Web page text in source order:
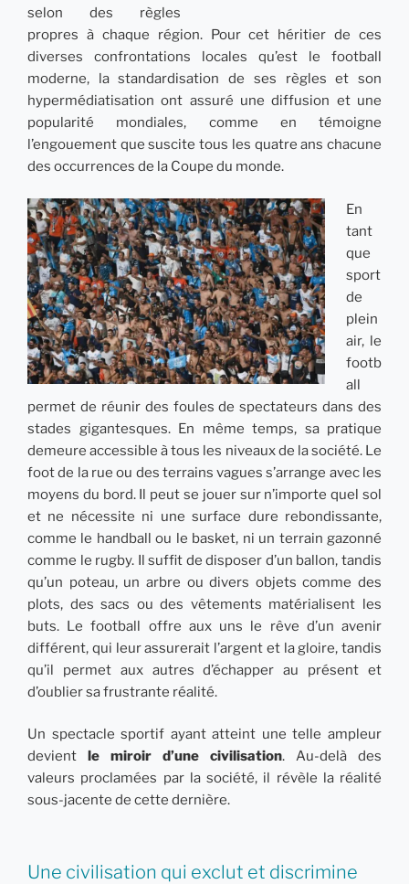
selon des règles
propres à chaque région. Pour cet héritier de ces
diverses confrontations locales qu’est le football
moderne, la standardisation de ses règles et son
hypermédiatisation ont assuré une diffusion et une
popularité mondiales, comme en témoigne
l’engouement que suscite tous les quatre ans chacune
des occurrences de la Coupe du monde.
En
tant
que
sport
de
plein
air, le
footb
all
permet de réunir des foules de spectateurs dans des
stades gigantesques. En même temps, sa pratique
demeure accessible à tous les niveaux de la société. Le
foot de la rue ou des terrains vagues s’arrange avec les
moyens du bord. Il peut se jouer sur n’importe quel sol
et ne nécessite ni une surface dure rebondissante,
comme le handball ou le basket, ni un terrain gazonné
comme le rugby. Il suffit de disposer d’un ballon, tandis
qu’un poteau, un arbre ou divers objets comme des
plots, des sacs ou des vêtements matérialisent les
buts. Le football offre aux uns le rêve d’un avenir
différent, qui leur assurerait l’argent et la gloire, tandis
qu’il permet aux autres d’échapper au présent et
d’oublier sa frustrante réalité.
Un spectacle sportif ayant atteint une telle ampleur
devient le miroir d’une civilisation. Au-delà des
valeurs proclamées par la société, il révèle la réalité
sous-jacente de cette dernière.
Une civilisation qui exclut et discrimine